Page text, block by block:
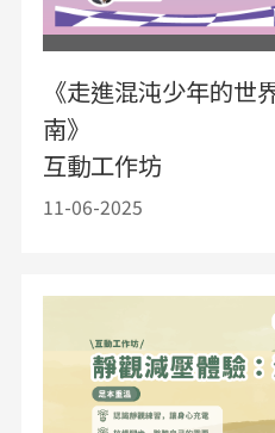
《走進混沌少年的世
南》
互動工作坊
11-06-2025